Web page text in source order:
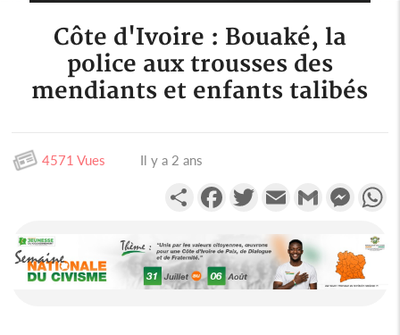
Côte d'Ivoire : Bouaké, la
police aux trousses des
mendiants et enfants talibés
4571 Vues Il y a 2 ans
PartagerFacebookTwitterEmail Gmail